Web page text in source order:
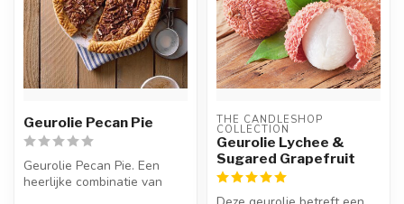
Geurolie Pecan Pie
Geurolie Pecan Pie. Een
heerlijke combinatie van
THE CANDLESHOP
COLLECTION
Geurolie Lychee &
Sugared Grapefruit